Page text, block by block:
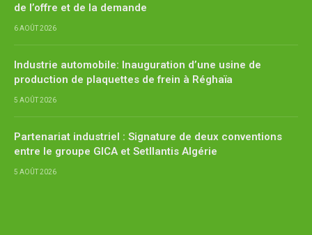
de l’offre et de la demande
6 AOÛT 2026
Industrie automobile: Inauguration d’une usine de
production de plaquettes de frein à Réghaïa
5 AOÛT 2026
Partenariat industriel : Signature de deux conventions
entre le groupe GICA et Setllantis Algérie
5 AOÛT 2026